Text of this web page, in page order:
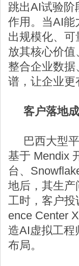
跳出AI试验阶
作用。当AI能
出规模化、
放其核心价
整合企业数
谱，让企业更
客户落地
巴西大型平
基于 Mendix
台、
地后，其生
工时，客户投
ence Center
造AI虚拟工程
布局。